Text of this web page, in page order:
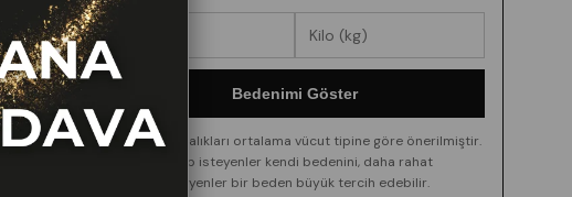
Bedenimi Göster
Boy ve kilo aralıkları ortalama vücut tipine göre önerilmiştir.
Daha dar kalıp isteyenler kendi bedenini, daha rahat
görünüm isteyenler bir beden büyük tercih edebilir.